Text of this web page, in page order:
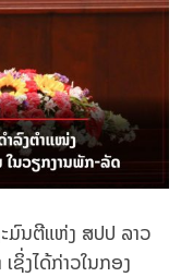
ມົນຕີແຫ່ງ ສປປ ລາວ
ຊິ່ງໄດ້ກ່າວໃນກອງ